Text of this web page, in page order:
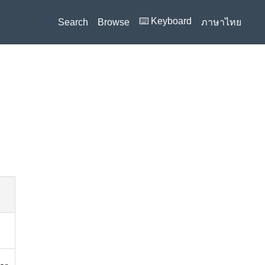
Search Browse ⌨️ Keyboard ภาษาไทย